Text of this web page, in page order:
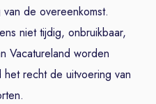
de overeenkomst.
niet tijdig, onbruikbaar,
Vacatureland worden
recht de uitvoering van